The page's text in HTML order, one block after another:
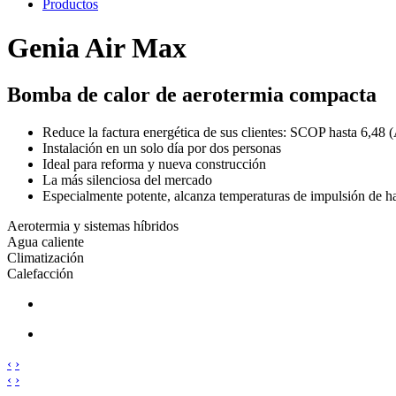
Productos
Genia Air Max
Bomba de calor de aerotermia compacta
Reduce la factura energética de sus clientes: SCOP hasta 6,48
Instalación en un solo día por dos personas
Ideal para reforma y nueva construcción
La más silenciosa del mercado
Especialmente potente, alcanza temperaturas de impulsión de
Aerotermia y sistemas híbridos
Agua caliente
Climatización
Calefacción
‹ ›
‹ ›